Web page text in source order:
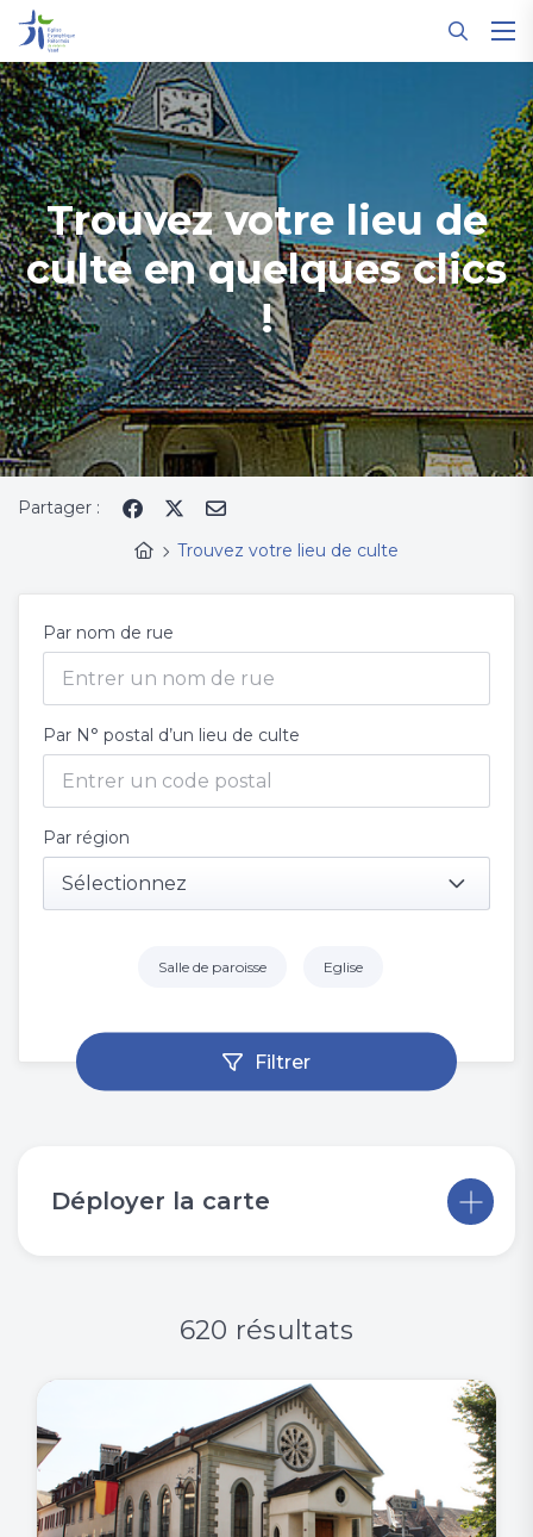
Trouvez votre lieu de
culte en quelques clics
!
Partager :
Trouvez votre lieu de culte
Par nom de rue
Par N° postal d’un lieu de culte
Par région
Sélectionnez
Salle de paroisse Eglise
Filtrer
Déployer la carte
620 résultats
Panneau de gestion des cookies